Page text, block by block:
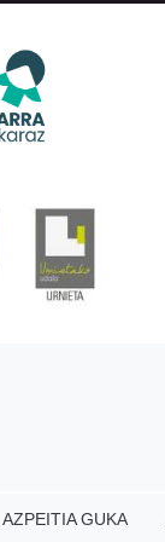
AZPEITIA GUKA